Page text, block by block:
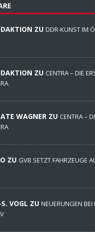
ZU DDR-KUNST IM
ZU CENTRA – DIE
WAGNER ZU CENTRA –
ZU GVB SETZT FAHRZEUGE
VOGL ZU NEUERUNGEN BEI